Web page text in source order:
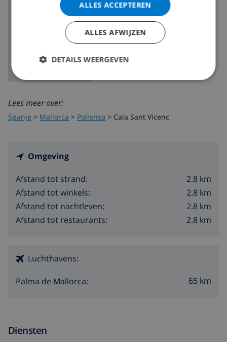
Belemmeren (09-12 personen) -125,00 € per week
Belemmeren (12+ personen) -145,00 € per week
Kinderstoel-€ 42,00 per week
Rolstoel € 35,00 per week
TOON KAART
Lees meer over:
Spanje > Mallorca > Pollensa > Cala Sant Vicenc
Omgeving
Afstand tot strand:
2.8 km
Afstand tot winkels:
2.8 km
Afstand tot nachtleven:
2.8 km
Afstand tot restaurants:
2.8 km
Luchthavens:
Palma de Mallorca: 65 km
Diensten
ALLES ACCEPTEREN
ALLES AFWIJZEN
DETAILS WEERGEVEN